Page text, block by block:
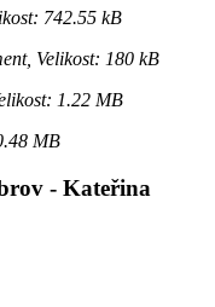
742.55 kB
Velikost: 180 kB
1.22 MB
MB
- Kateřina